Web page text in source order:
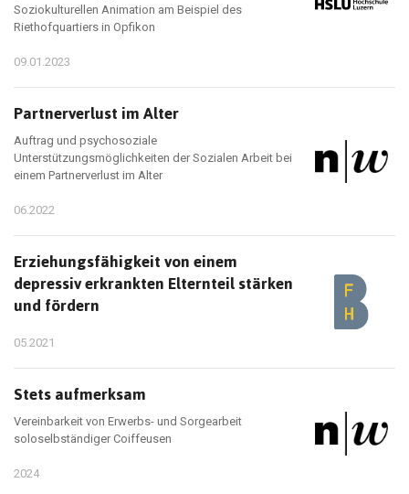
Soziokulturellen Animation am Beispiel des
Riethofquartiers in Opfikon
09.01.2023
Partnerverlust im Alter
Auftrag und psychosoziale
Unterstützungsmöglichkeiten der Sozialen Arbeit bei
einem Partnerverlust im Alter
06.2022
Erziehungsfähigkeit von einem
depressiv erkrankten Elternteil stärken
und fördern
05.2021
Stets aufmerksam
Vereinbarkeit von Erwerbs- und Sorgearbeit
soloselbständiger Coiffeusen
2024